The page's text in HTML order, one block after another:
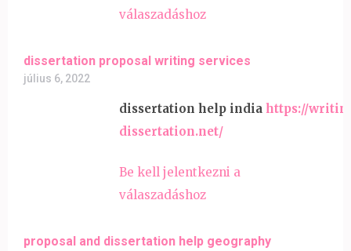
válaszadáshoz
dissertation proposal writing services
július 6, 2022
dissertation help india https://
dissertation.net/
Be kell jelentkezni a
válaszadáshoz
proposal and dissertation help geography